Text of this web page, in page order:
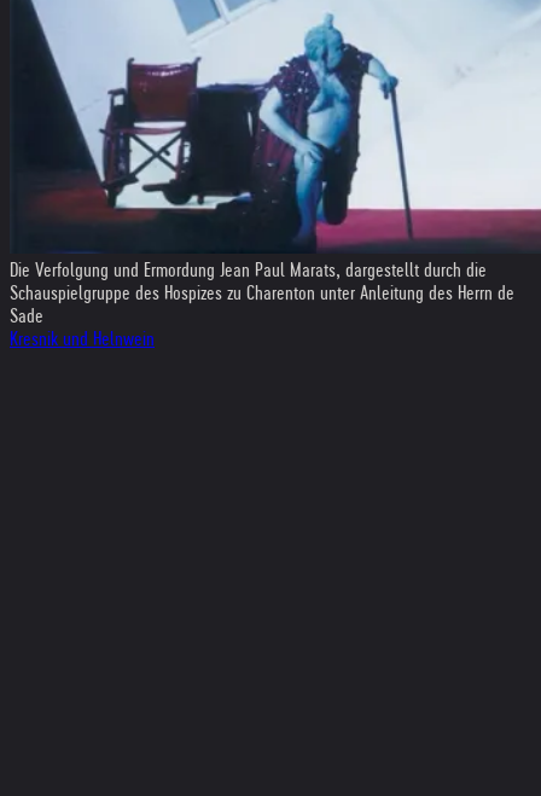
Die Verfolgung und Ermordung Jean Paul Marats, dargestellt durch die
Schauspielgruppe des Hospizes zu Charenton unter Anleitung des Herrn de
Sade
Kresnik und Helnwein